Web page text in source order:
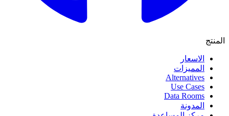
المنتج
الاسعار
المميزات
Alternatives
Use Cases
Data Rooms
المدونة